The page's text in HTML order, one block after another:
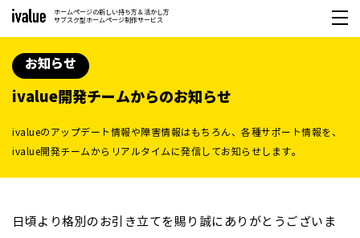
ホームページの新しい持ち方＆活かし方
サブスク型ホームページ制作サービス
お知らせ
ivalue開発チームからのお知らせ
ivalueのアップデート情報や障害情報はもちろん、各種サポート情報を、
ivalue開発チームからリアルタイムに発信してお知らせします。
日頃より格別のお引き立てを賜り誠にありがとうございま